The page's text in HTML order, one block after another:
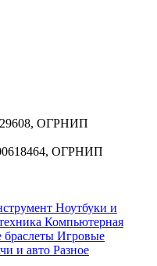
ОГРНИП
ОГРНИП
Ноутбуки и
Компьютерная
Игровые
и авто Разное